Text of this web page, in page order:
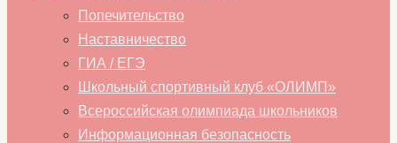
Попечительство
Наставничество
ГИА / ЕГЭ
Школьный спортивный клуб «ОЛИМП»
Всероссийская олимпиада школьников
Информационная безопасность